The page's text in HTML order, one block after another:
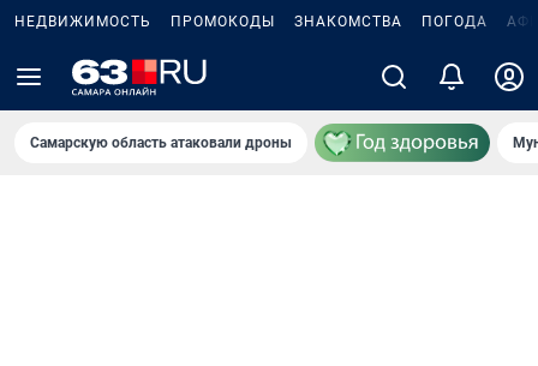
НЕДВИЖИМОСТЬ ПРОМОКОДЫ ЗНАКОМСТВА ПОГОДА
Самарскую область атаковали дроны